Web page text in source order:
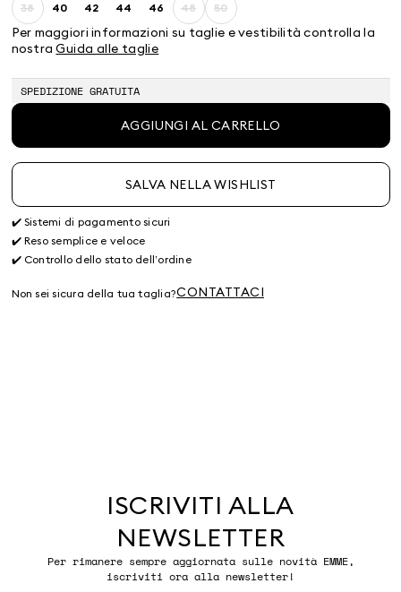
38Taglia:
38
Prodotto
terminato
40Taglia:
40
42Taglia:
42
44Taglia:
46Taglia:
46
48Taglia:
48
Prodotto
50Taglia:
50
Prodotto
Per maggiori informazioni su taglie e vestibilità controlla la
nostraGuida alle taglie
SPEDIZIONE GRATUITA
AGGIUNGI AL CARRELLO
SALVA NELLA WISHLIST
✔️ Sistemi di pagamento sicuri
✔️ Reso semplice e veloce
✔️ Controllo dello stato dell’ordine
Non sei sicura della tua taglia?CONTATTACI
ISCRIVITI ALLA
NEWSLETTER
Per rimanere sempre aggiornata sulle novità EMME,
iscriviti ora alla newsletter!